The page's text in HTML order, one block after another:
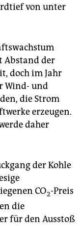
von unter
Abstand der
doch im Jahr
Wind- und
die Strom
erzeugen.
daher
der Kohle
CO2-Preis
die
für den Ausstoß